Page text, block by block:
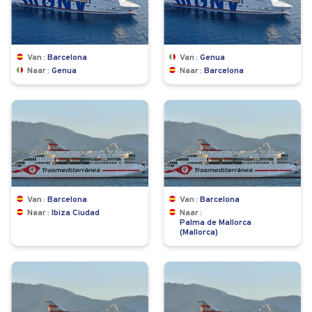
Van
Barcelona
Naar
Genua
Van
Genua
Naar
Barcelona
Van
Barcelona
Naar
Ibiza Ciudad
Van
Barcelona
Naar
Palma de Mallorca
(Mallorca)